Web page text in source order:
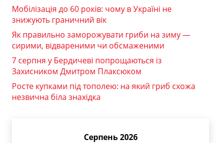
Мобілізація до 60 років: чому в Україні не
знижують граничний вік
Як правильно заморожувати гриби на зиму —
сирими, відвареними чи обсмаженими
7 серпня у Бердичеві попрощаються із
Захисником Дмитром Плаксюком
Росте купками під тополею: на який гриб схожа
незвична біла знахідка
Серпень 2026